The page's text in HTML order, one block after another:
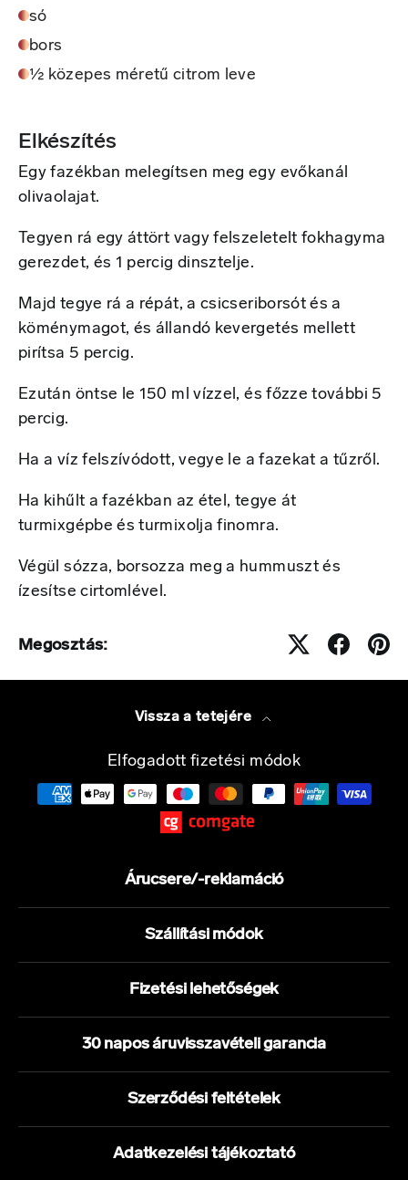
só
bors
½ közepes méretű citrom leve
Elkészítés
Egy fazékban melegítsen meg egy evőkanál
olivaolajat.
Tegyen rá egy áttört vagy felszeletelt fokhagyma
gerezdet, és 1 percig dinsztelje.
Majd tegye rá a répát, a csicseriborsót és a
köménymagot, és állandó kevergetés mellett
pirítsa 5 percig.
Ezután öntse le 150 ml vízzel, és főzze további 5
percig.
Ha a víz felszívódott, vegye le a fazekat a tűzről.
Ha kihűlt a fazékban az étel, tegye át
turmixgépbe és turmixolja finomra.
Végül sózza, borsozza meg a hummuszt és
ízesítse cirtomlével.
Megosztás:
Vissza a tetejére
Elfogadott fizetési módok
Árucsere/-reklamáció
Szállítási módok
Fizetési lehetőségek
30 napos áruvisszavételi garancia
Szerződési feltételek
Adatkezelési tájékoztató